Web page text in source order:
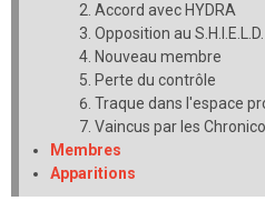
Accord avec HYDRA
Opposition au S.H.I.E.L.D.
Nouveau membre
Perte du contrôle
Traque dans l'espace
Vaincus par les
Membres
Apparitions